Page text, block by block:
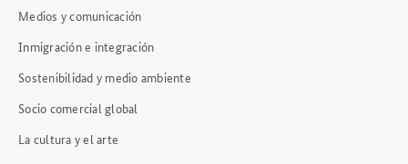
Medios y comunicación
Inmigración e integración
Sostenibilidad y medio ambiente
Socio comercial global
La cultura y el arte